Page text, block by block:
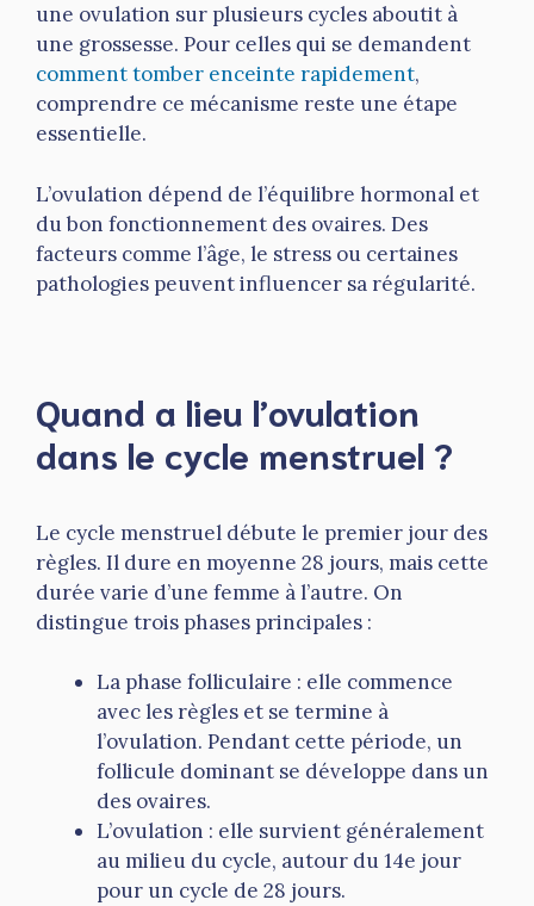
une ovulation sur plusieurs cycles aboutit à
une grossesse. Pour celles qui se demandent
comment tomber enceinte rapidement,
comprendre ce mécanisme reste une étape
essentielle.
L’ovulation dépend de l’équilibre hormonal et
du bon fonctionnement des ovaires. Des
facteurs comme l’âge, le stress ou certaines
pathologies peuvent influencer sa régularité.
Quand a lieu l’ovulation
dans le cycle menstruel ?
Le cycle menstruel débute le premier jour des
règles. Il dure en moyenne 28 jours, mais cette
durée varie d’une femme à l’autre. On
distingue trois phases principales :
La phase folliculaire : elle commence
avec les règles et se termine à
l’ovulation. Pendant cette période, un
follicule dominant se développe dans un
des ovaires.
L’ovulation : elle survient généralement
au milieu du cycle, autour du 14e jour
pour un cycle de 28 jours.